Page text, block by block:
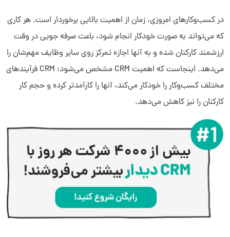
چطور فرآیند کسب‌وکار را اتوماتیک کنیم؟
مراحل اتوماسیون فرآیندهای کسب‌وکار چیست؟
12 فرآیندی که می‌توانید آنها را به صورت خودکار انجام دهید
چالش‌های اتوماسیون فرآیند کسب‌وکار
چطور با سیستم های crm فرایند کسب و کار را اتوماتیک کنیم؟
در کسب‌وکارهای امروزی، زمان از اهمیت بالایی برخوردار است. هر کاری
که می‌تواند به صورت خودکار انجام شود، باعث صرفه جویی در وقت
ارزشمند کارکنان شده و به آنها اجازه تمرکز روی سایر وظایف مهم‌شان را
می‌دهد. اینجاست که اهمیت CRM مشخص می‌شود: CRM فرآیندهای
مختلف کسب‌وکار را خودکار می‌کند، آنها را کارآمدتر کرده و حجم کار
کارکنان را نیز کاهش می‌دهد.